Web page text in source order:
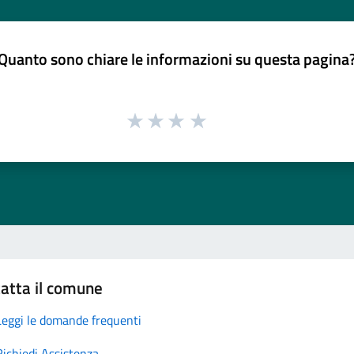
sono chiare le informazioni su questa
il comune
le domande frequenti